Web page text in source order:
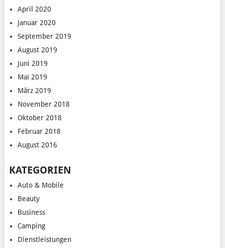
April 2020
Januar 2020
September 2019
August 2019
Juni 2019
Mai 2019
März 2019
November 2018
Oktober 2018
Februar 2018
August 2016
KATEGORIEN
Auto & Mobile
Beauty
Business
Camping
Dienstleistungen